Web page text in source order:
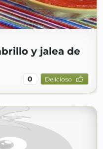
y jalea de
0 Delicioso